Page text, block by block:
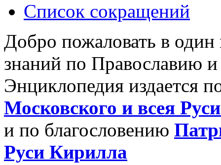
Список сокращений
Добро пожаловать в
знаний по Православию
Энциклопедия издается
Московского и всея
и по благословению
Руси Кирилла